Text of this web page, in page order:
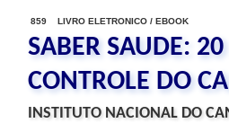
859 LIVRO ELETRONICO / EBOOK
SABER SAUDE:
CONTROLE DO
INSTITUTO NACIONAL DO